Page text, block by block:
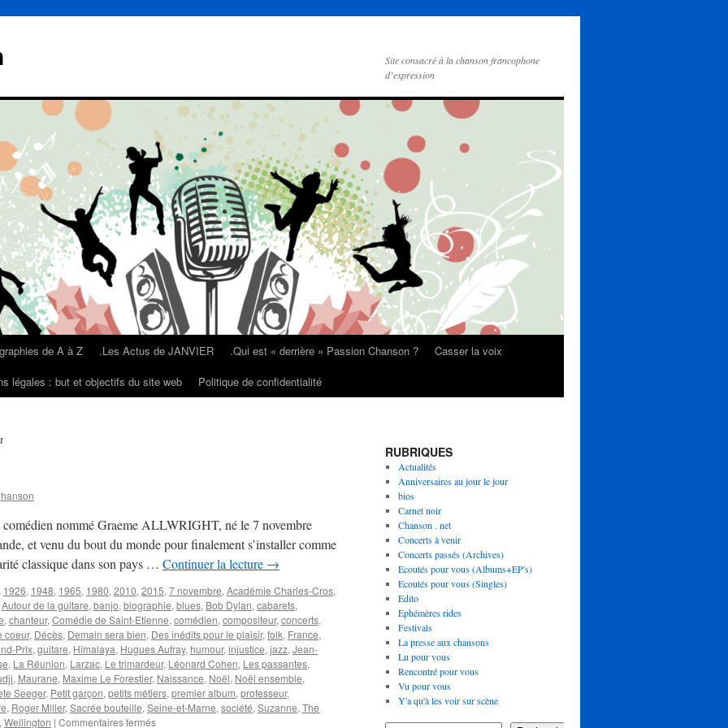
Site consacré à la chanson francophone
d’expression
de A à Z .Les Actus de JANVIER .Qui est « derrière » Passion Chanson ?
Casser la voix
légales : but et objectifs du site web Politique de confidentialité
comédien nommé Graeme ALLWRIGHT, né le 7 novembre
et venu du bout du monde pour finalement s’installer comme
classique dans son pays … Continuer la lecture →
1926, 1948, 1965, 1980, 2010, 2015, 7 novembre, Académie Charles-Cros,
Autour de la guitare, banjo, biographie, blues, Bob Dylan, cabarets,
, chanteur, Comédie de Saint-Etienne, comédien, compositeur, concerts,
coeur, Décès, Demain sera bien, Des inédits pour le plaisir, folk, France,
Prix, guitare, Himalaya, Hugues Aufray, humour, injustice, jazz, Jean-
, La Réunion, Larzac, Le trimardeur, Léonard Cohen, Les passantes,
, Maurane, Maxime Le Forestier, Naissance, Noël, Noël ensemble,
Seeger, Petit garçon, petits métiers, premier album, professeur,
, Roger Miller, Sacrée bouteille, Seine-et-Marne, société, Suzanne, The
, Wellington | Commentaires ferméssur
RUBRIQUES
Actualités
Anniversaires au jour le jour
bios
Carnet noir
Chanson . net
Concerts à venir
Concerts passés (Archives)
Ecoutés pour vous (Albums+EP's)
Ecoutés pour vous (Singles)
Edito
Ephémères rides
Festivals
La presse aux chansons
Lu pour vous
Rencontré pour vous
Vu pour vous
Y'a qu'à les voir sur scène